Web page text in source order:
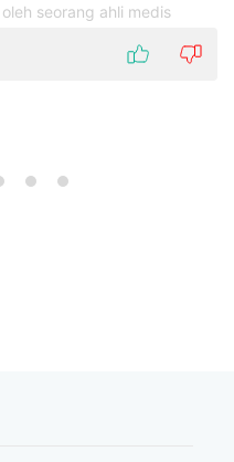
seorang ahli medis